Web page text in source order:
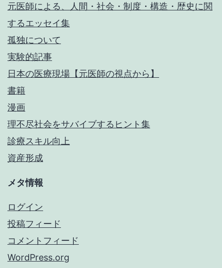
元医師による、人間・社会・制度・構造・歴史に関
するエッセイ集
孤独について
実験的記事
日本の医療現場【元医師の視点から】
書籍
漫画
理不尽社会をサバイブするヒント集
診療スキル向上
資産形成
メタ情報
ログイン
投稿フィード
コメントフィード
WordPress.org